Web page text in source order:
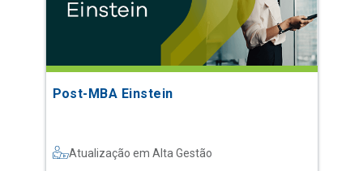
Post-MBA Einstein
Atualização em Alta Gestão